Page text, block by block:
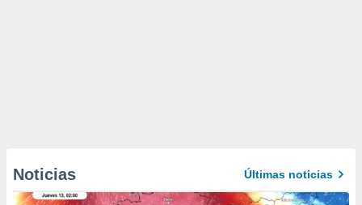
Noticias Últimas noticias